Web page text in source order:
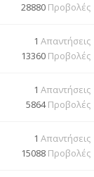
28880 Προβολές
1 Απαντήσεις
13360 Προβολές
1 Απαντήσεις
5864Προβολές
1 Απαντήσεις
15088 Προβολές